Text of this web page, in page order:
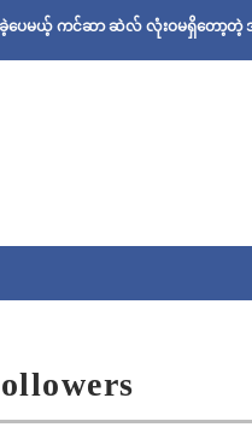
ာ ဆဲလ် လုံးဝမရှိတော့တဲ့ အသည်းကင်ဆာ